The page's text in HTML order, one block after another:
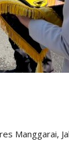
Manggarai,